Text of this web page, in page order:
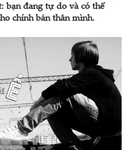
bạn đang tự do và có thể
chính bản thân mình.